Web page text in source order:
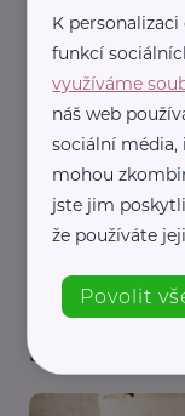
Související
K
funkcí
využíváme
náš web
sociální média,
mohou
jste jim
že používáte
Povolit